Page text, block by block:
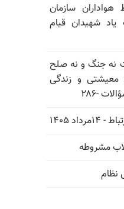
سازمان
شهیدان قیام
نه جنگ و نه صلح
و زندگی
-۲۸۶
۱۴۰۵
نظام